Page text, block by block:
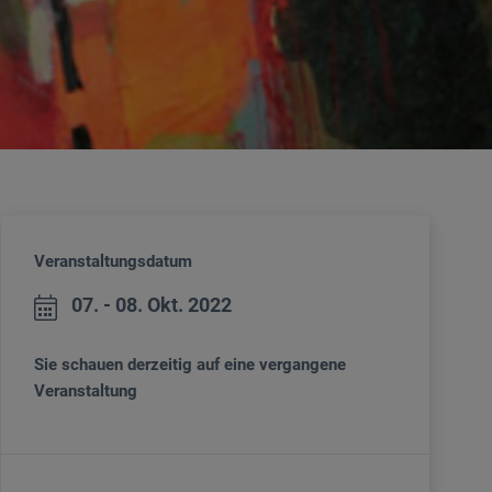
Veranstaltungsdatum
07. - 08. Okt. 2022
Sie schauen derzeitig auf eine vergangene
Veranstaltung